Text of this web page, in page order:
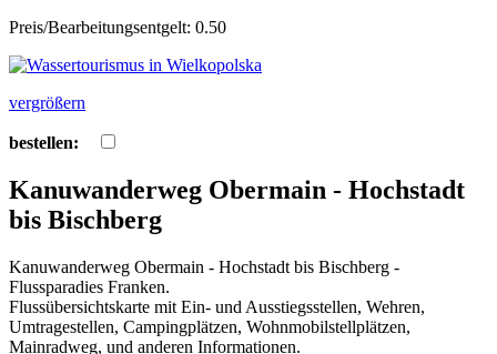
Preis/Bearbeitungsentgelt: 0.50
vergrößern
bestellen:
Kanuwanderweg Obermain - Hochstadt
bis Bischberg
Kanuwanderweg Obermain - Hochstadt bis Bischberg -
Flussparadies Franken.
Flussübersichtskarte mit Ein- und Ausstiegsstellen, Wehren,
Umtragestellen, Campingplätzen, Wohnmobilstellplätzen,
Mainradweg, und anderen Informationen.